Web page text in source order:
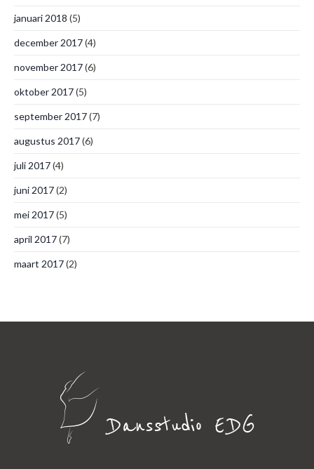
januari 2018 (5)
december 2017(4)
november 2017(6)
oktober 2017(5)
september 2017(7)
augustus 2017(6)
juli 2017(4)
juni 2017(2)
mei 2017(5)
april 2017(7)
maart 2017(2)